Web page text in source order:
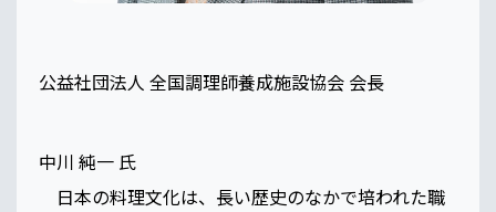
公益社団法人 全国調理師養成施設協会 会長
中川 純一 氏
日本の料理文化は、長い歴史のなかで培われた職